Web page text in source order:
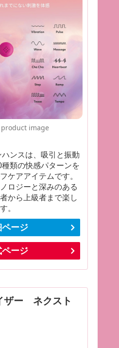
image
ンスは、吸引と振動
類の快感パターンを
ケアアイテムです。
ロジーと深みのある
から上級者まで楽し
。
ページ
ページ
ザー ネクスト